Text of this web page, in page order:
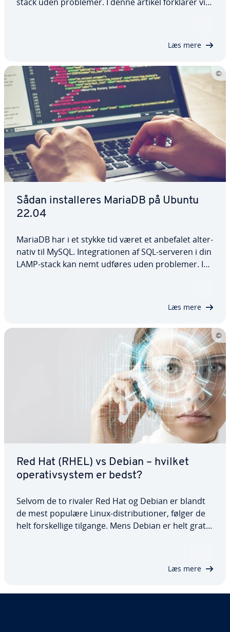
Læs mere
Sådan in­stal­le­res MariaDB på Ubuntu
22.04
MariaDB har i et stykke tid været et anbefalet al­ter­
na­tiv til MySQL. In­te­gra­tio­nen af SQL-serveren i din
LAMP-stack kan nemt udføres uden problemer. I
Læs mere
Red Hat (RHEL) vs Debian – hvilket
ope­ra­tiv­sy­stem er bedst?
Selvom de to rivaler Red Hat og Debian er blandt
de mest populære Linux-di­stri­bu­tio­ner, følger de
helt for­skel­li­ge tilgange. Mens Debian er helt gratis
Læs mere